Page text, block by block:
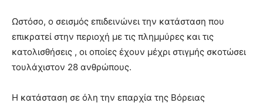
Ωστόσο, ο σεισμός επιδεινώνει την κατάσταση που
επικρατεί στην περιοχή με τις πλημμύρες και τις
κατολισθήσεις , οι οποίες έχουν μέχρι στιγμής σκοτώσει
τουλάχιστον 28 ανθρώπους.
Η κατάσταση σε όλη την επαρχία της Βόρειας